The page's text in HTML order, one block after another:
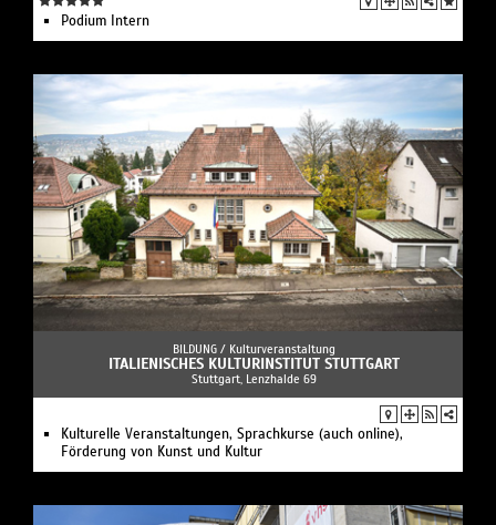
Podium Intern
BILDUNG / Kulturveranstaltung
ITALIENISCHES KULTURINSTITUT STUTTGART
Stuttgart, Lenzhalde 69
Kulturelle Veranstaltungen, Sprachkurse (auch online),
Förderung von Kunst und Kultur